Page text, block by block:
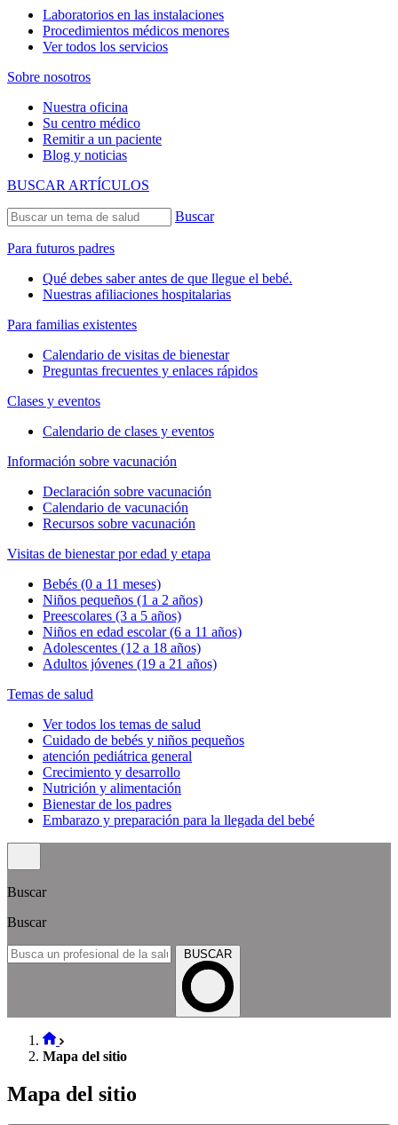
Laboratorios en las instalaciones
Procedimientos médicos menores
Ver todos los servicios
Sobre nosotros
Nuestra oficina
Su centro médico
Remitir a un paciente
Blog y noticias
BUSCAR ARTÍCULOS
Buscar
Para futuros padres
Qué debes saber antes de que llegue el bebé.
Nuestras afiliaciones hospitalarias
Para familias existentes
Calendario de visitas de bienestar
Preguntas frecuentes y enlaces rápidos
Clases y eventos
Calendario de clases y eventos
Información sobre vacunación
Declaración sobre vacunación
Calendario de vacunación
Recursos sobre vacunación
Visitas de bienestar por edad y etapa
Bebés (0 a 11 meses)
Niños pequeños (1 a 2 años)
Preescolares (3 a 5 años)
Niños en edad escolar (6 a 11 años)
Adolescentes (12 a 18 años)
Adultos jóvenes (19 a 21 años)
Temas de salud
Ver todos los temas de salud
Cuidado de bebés y niños pequeños
atención pediátrica general
Crecimiento y desarrollo
Nutrición y alimentación
Bienestar de los padres
Embarazo y preparación para la llegada del bebé
Buscar
Buscar
BUSCAR
Mapa del sitio
Mapa del sitio